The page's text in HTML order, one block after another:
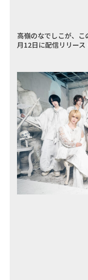
高嶺のなでしこが、
月12日に配信リリース